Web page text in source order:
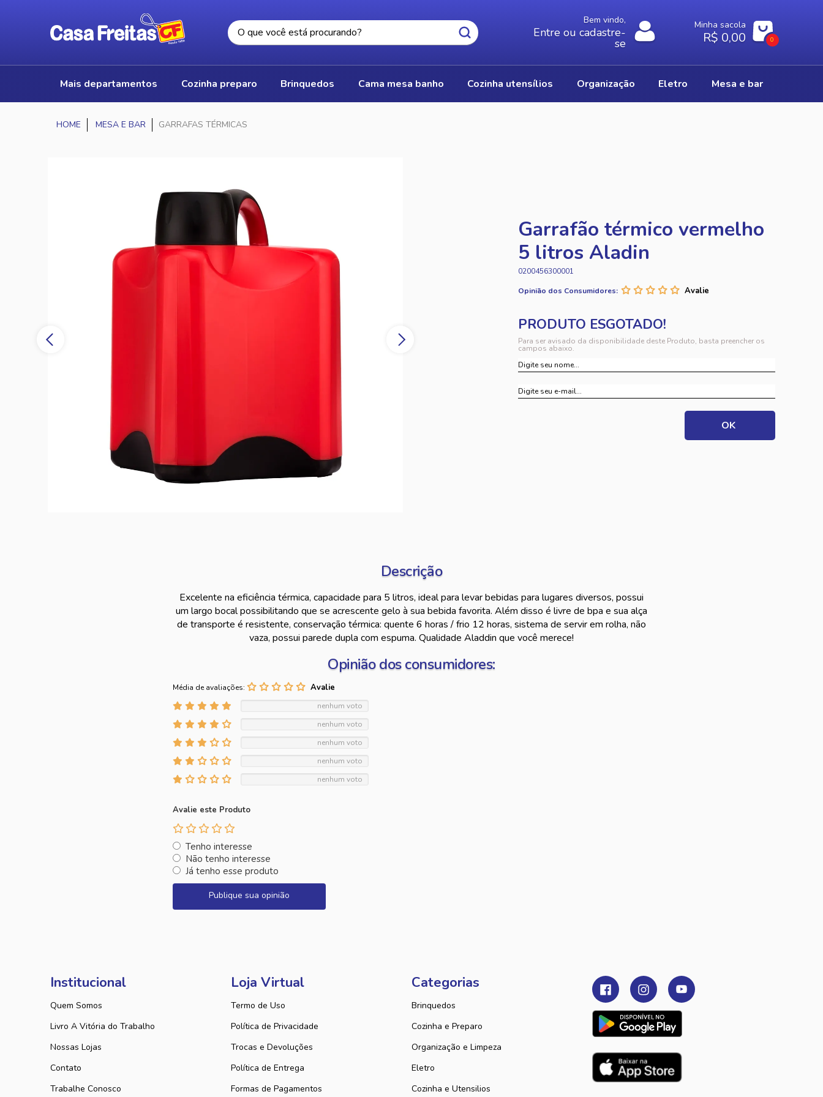
Bem vindo,
Entre ou cadastre-
se
Minha sacola
R$ 0,00 0
mais departamentos cozinha preparo brinquedos cama mesa banho cozinha utensílios organização eletro mesa e bar
MESA E BAR GARRAFAS TÉRMICAS
Garrafão térmico vermelho
5 litros Aladin
0200456300001
Opinião dos Consumidores:
Para ser avisado da disponibilidade deste Produto, basta preencher os
campos abaixo.
Descrição
Excelente na eficiência térmica, capacidade para 5 litros, ideal para levar bebidas para lugares diversos, possui
um largo bocal possibilitando que se acrescente gelo à sua bebida favorita. Além disso é livre de bpa e sua alça
de transporte é resistente, conservação térmica: quente 6 horas / frio 12 horas, sistema de servir em rolha, não
vaza, possui parede dupla com espuma. Qualidade Aladdin que você merece!
Opinião dos consumidores:
Média de avaliações:
nenhum voto
nenhum voto
nenhum voto
nenhum voto
nenhum voto
Avalie este Produto
Tenho interesse
Não tenho interesse
Já tenho esse produto
Publique sua opinião
Institucional
Quem Somos
Livro A Vitória do Trabalho
Nossas Lojas
Contato
Trabalhe Conosco
Loja Virtual
Termo de Uso
Política de Privacidade
Trocas e Devoluções
Política de Entrega
Formas de Pagamentos
Categorias
Brinquedos
Cozinha e Preparo
Organização e Limpeza
Eletro
Cozinha e Utensilios